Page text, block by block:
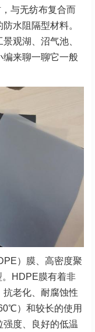
与无纺布复合而
水阻隔型材料。
观湖、沼气池、
编来聊一聊它一般
）膜、高密度聚
HDPE膜有着非
老化、耐腐蚀性
）和较长的使用
度、良好的低温